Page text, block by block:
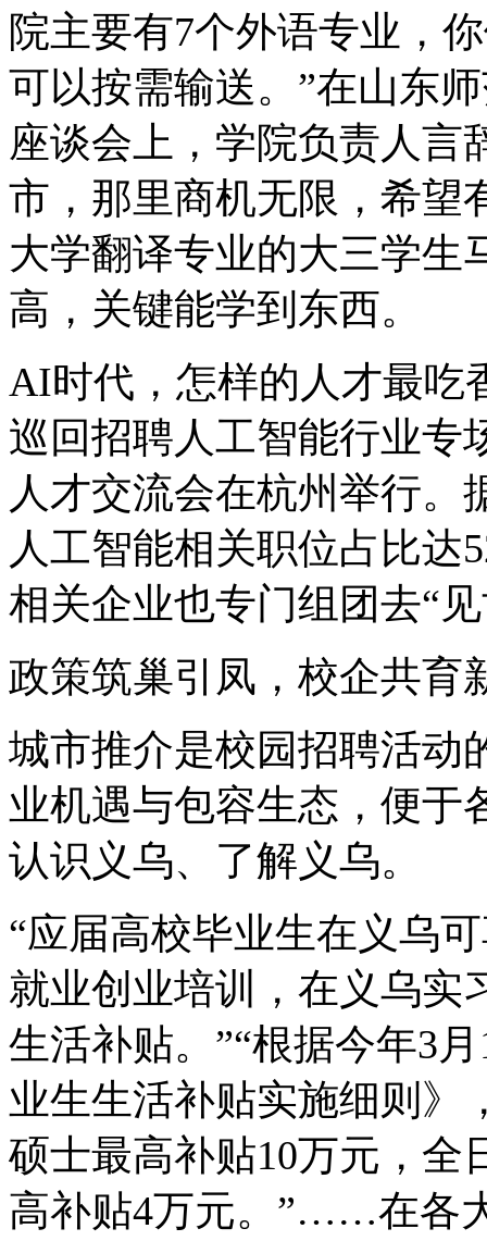
院主要有7个外语专业，
可以按需输送。”在山东
座谈会上，学院负责人言
市，那里商机无限，希望
大学翻译专业的大三学生
高，关键能学到东西。
AI时代，怎样的人才最吃
巡回招聘人工智能行业专
人才交流会在杭州举行。
人工智能相关职位占比达
相关企业也专门组团去“
政策筑巢引凤，校企共育
城市推介是校园招聘活动
业机遇与包容生态，便于
认识义乌、了解义乌。
“应届高校毕业生在义乌
就业创业培训，在义乌实
生活补贴。”“根据今年3
业生生活补贴实施细则》
硕士最高补贴10万元，全
高补贴4万元。”……在各